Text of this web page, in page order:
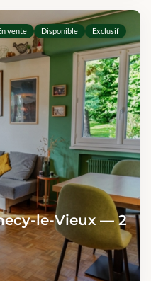
vente Disponible Exclusif
le-Vieux — 2